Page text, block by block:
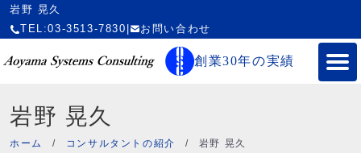
岩野 晃久
TEL:03-3513-7830
お問い合わせ
創業30年の実績
岩野 晃久
ホーム / コンサルタントの紹介 / 岩野 晃久